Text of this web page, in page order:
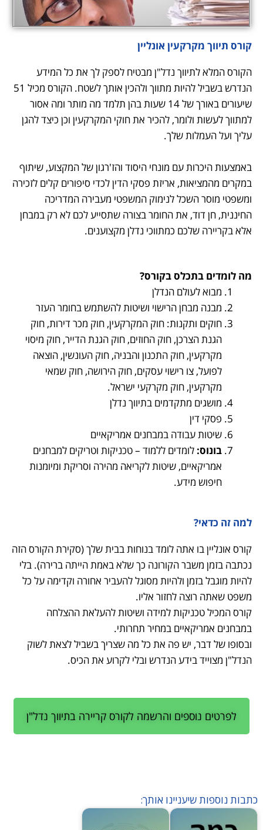
קורס תיווך מקרקעין אונליין
הקורס המלא לתיווך נדל"ן מבטיח לספק לך את כל המידע
הנדרש בשביל להיות מתווך ולהכין אותך לשטח. הקורס מכיל 51
שיעורים באורך של 14 שעות בהן תלמד מה מותר ומה אסור
למתווך לעשות ולומר, להכיר את חוקי המקרקעין וכן כיצד להגן
עליך ועל העמלות שלך.
באמצעות היכרות עם מונחי היסוד והז'רגון של המקצוע, שיתוף
במקרים מהמציאות, אריזת פסקי הדין לכדי סיפורים קלים לזכירה
ומשפטי מוסר השכל לנימוק המשפטי מעבירה המדריכה
החיננית, חן דוד, את החומר בצורה שתסייע לכם לא רק במבחן
אלא בקריירה שלכם כמתווכי נדלן מקצוענים.
מה לומדים בתכלס בקורס?
מבוא לעולם הנדלן
מבנה מבחן הרישוי ושיטות להשתמש בחומר העזר
חוקים ותקנות: חוק המקרקעין, חוק מכר דירות, חוק
הגנת הצרכן, חוק החוזים, חוק הגנת הדייר, חוק מיסוי
מקרקעין, חוק התכנון והבניה, חוק העונשין, הוצאה
לפועל, צו רישוי עסקים, חוק הירושה, חוק שמאי
מקרקעין, חוק מקרקעי ישראל.
מושגים מתקדמים בתיווך נדלן
פסקי דין
שיטות עבודה במבחנים אמריקאיים
בונוס: לומדים ללמוד – טכניקות וטריקים למבחנים
אמריקאיים, שיטות לקריאה מהירה וסריקת ומיומנות
חיפוש מידע.
למה זה כדאי?
קורס אונליין בו אתה לומד בנוחות בבית שלך (סקירת הקורס הזה
נכתבה בזמן משבר הקורונה כך שלא באמת הייתה ברירה). בלי
להיות מוגבל בזמן ולהיות מסוגל להעביר אחורה וקדימה על כל
משפט שאתה רוצה לחזור אליו.
קורס המכיל טכניקות למידה ושיטות להעלאת ההצלחה
במבחנים אמריקאיים במחיר תחרותי.
ובסופו של דבר, יש פה את כל מה שצריך בשביל לצאת לשוק
הנדל"ן מצוייד בידע הנדרש ובלי לקרוע את הכיס.
לפרטים נוספים והרשמה לקורס קריירה בתיווך נדל"ן
כתבות נוספות שיעניינו אותך: